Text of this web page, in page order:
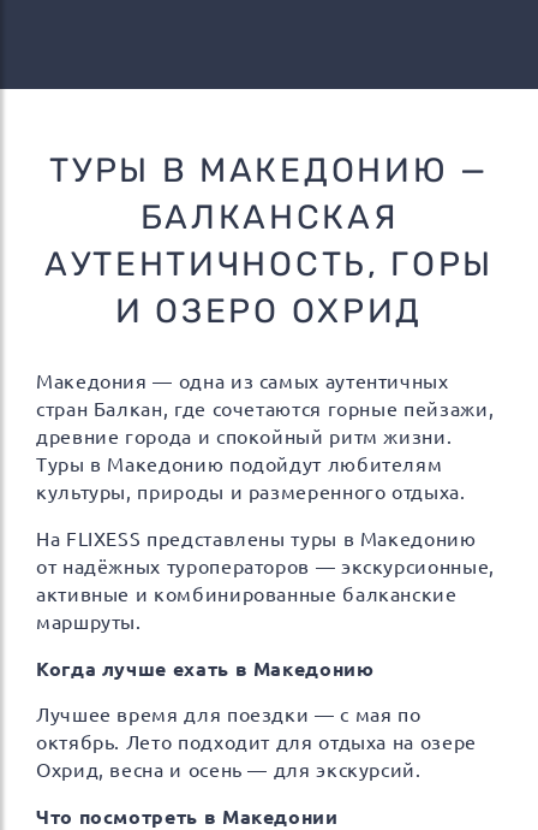
ТУРЫ В МАКЕДОНИЮ —
БАЛКАНСКАЯ
АУТЕНТИЧНОСТЬ, ГОРЫ
И ОЗЕРО ОХРИД
Македония — одна из самых аутентичных
стран Балкан, где сочетаются горные пейзажи,
древние города и спокойный ритм жизни.
Туры в Македонию подойдут любителям
культуры, природы и размеренного отдыха.
На FLIXESS представлены туры в Македонию
от надёжных туроператоров — экскурсионные,
активные и комбинированные балканские
маршруты.
Когда лучше ехать в Македонию
Лучшее время для поездки — с мая по
октябрь. Лето подходит для отдыха на озере
Охрид, весна и осень — для экскурсий.
Что посмотреть в Македонии